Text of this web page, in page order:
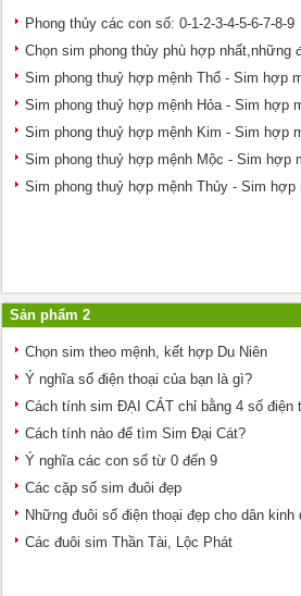
Phong thủy các con số: 0-1-2-3-4-5-6-7-8-9
Chọn sim phong thủy phù hợp nhất,những
Sim phong thuỷ hợp mệnh Thổ - Sim hợp
Sim phong thuỷ hợp mệnh Hỏa - Sim hợp
Sim phong thuỷ hợp mệnh Kim - Sim hợp
Sim phong thuỷ hợp mệnh Mộc - Sim hợp
Sim phong thuỷ hợp mệnh Thủy - Sim hợp
Sản phẩm 2
Chọn sim theo mệnh, kết hợp Du Niên
Ý nghĩa số điện thoại của bạn là gì?
Cách tính sim ĐẠI CÁT chỉ bằng 4 số điện
Cách tính nào để tìm Sim Đại Cát?
Ý nghĩa các con số từ 0 đến 9
Các cặp số sim đuôi đẹp
Những đuôi số điện thoại đẹp cho dân kinh
Các đuôi sim Thần Tài, Lộc Phát